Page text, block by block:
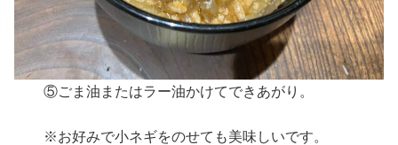
⑤ごま油またはラー油かけてできあがり。
※お好みで小ネギをのせても美味しいです。